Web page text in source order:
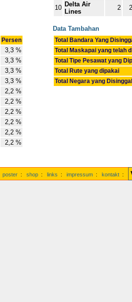
10 Delta Air
Lines
2
Persen
3,3 %
3,3 %
3,3 %
3,3 %
2,2 %
2,2 %
2,2 %
2,2 %
2,2 %
2,2 %
Data Tambahan
Total Bandara Yang
Total Maskapai yang telah
Total Tipe Pesawat yang
Total Rute yang dipakai
Total Negara yang
poster : shop : links : impressum : kontakt :